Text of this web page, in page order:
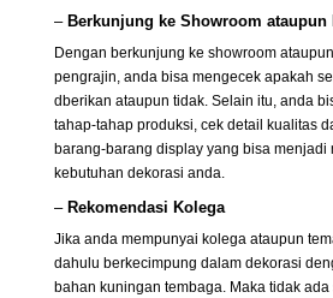
– Berkunjung ke Showroom ataupun
Dengan berkunjung ke showroom
pengrajin, anda bisa mengecek apakah
dberikan ataupun tidak. Selain itu, anda
tahap-tahap produksi, cek detail kualitas
barang-barang display yang bisa menjadi
kebutuhan dekorasi anda.
– Rekomendasi Kolega
Jika anda mempunyai kolega ataupun
dahulu berkecimpung dalam dekorasi
bahan kuningan tembaga. Maka tidak